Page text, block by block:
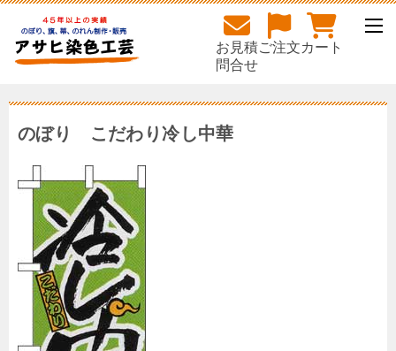
お見積
問合せ
ご注文カート
のぼり こだわり冷し中華